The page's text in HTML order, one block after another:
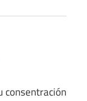
consentración